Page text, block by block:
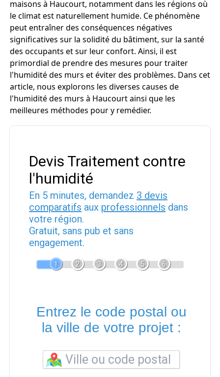
maisons à Haucourt, notamment dans les régions où
le climat est naturellement humide. Ce phénomène
peut entraîner des conséquences négatives
significatives sur la solidité du bâtiment, sur la santé
des occupants et sur leur confort. Ainsi, il est
primordial de prendre des mesures pour traiter
l'humidité des murs et éviter des problèmes. Dans cet
article, nous explorons les diverses causes de
l'humidité des murs à Haucourt ainsi que les
meilleures méthodes pour y remédier.
Devis Traitement contre
l'humidité
En 5 minutes, demandez 3 devis
comparatifs aux professionnels dans
votre région.
Gratuit, sans pub et sans
engagement.
1 2 3 4 5 6
Entrez le code postal ou
la ville de votre projet :